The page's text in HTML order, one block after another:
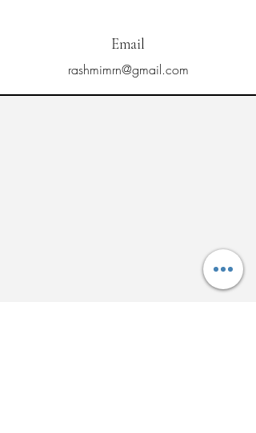
Email
rashmimrn@gmail.com